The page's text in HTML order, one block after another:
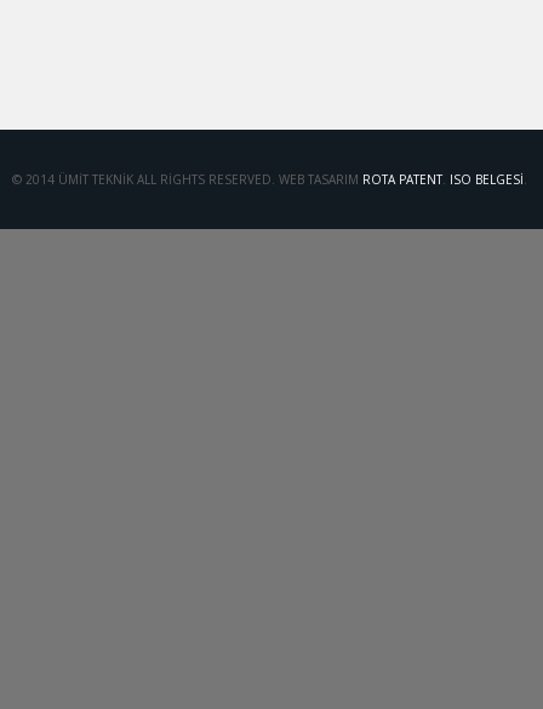
© 2014 ÜMIT TEKNIK ALL RIGHTS RESERVED. WEB TASARIM ROTA PATENT. ISO BELGESI.